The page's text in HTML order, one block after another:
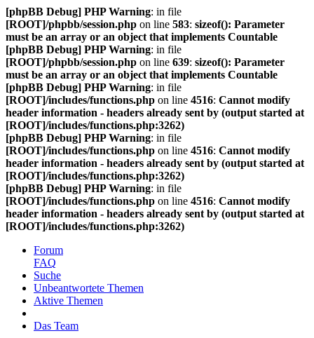
[phpBB Debug] PHP Warning: in file
[ROOT]/phpbb/session.php on line 583: sizeof(): Parameter
must be an array or an object that implements Countable
[phpBB Debug] PHP Warning: in file
[ROOT]/phpbb/session.php on line 639: sizeof(): Parameter
must be an array or an object that implements Countable
[phpBB Debug] PHP Warning: in file
[ROOT]/includes/functions.php on line 4516: Cannot modify
header information - headers already sent by (output started at
[ROOT]/includes/functions.php:3262)
[phpBB Debug] PHP Warning: in file
[ROOT]/includes/functions.php on line 4516: Cannot modify
header information - headers already sent by (output started at
[ROOT]/includes/functions.php:3262)
[phpBB Debug] PHP Warning: in file
[ROOT]/includes/functions.php on line 4516: Cannot modify
header information - headers already sent by (output started at
[ROOT]/includes/functions.php:3262)
Forum
FAQ
Suche
Unbeantwortete Themen
Aktive Themen
Das Team